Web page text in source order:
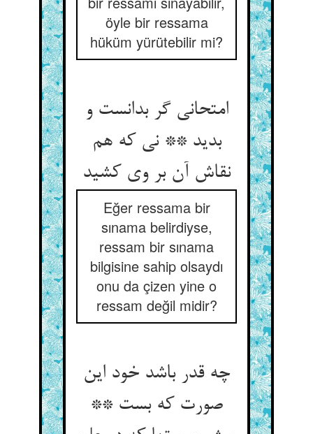
öyle bir ressama
hüküm yürütebilir mi?
امتحانی گر بدانست و
بدید ** نی که هم
نقاش آن بر وی کشید
Eğer ressama bir
sınama belirdiyse,
ressam bir sınama
bilgisine sahip olsaydı
onu da çizen yine o
ressam değil midir?
چه قدر باشد خود این
صورت که بست **